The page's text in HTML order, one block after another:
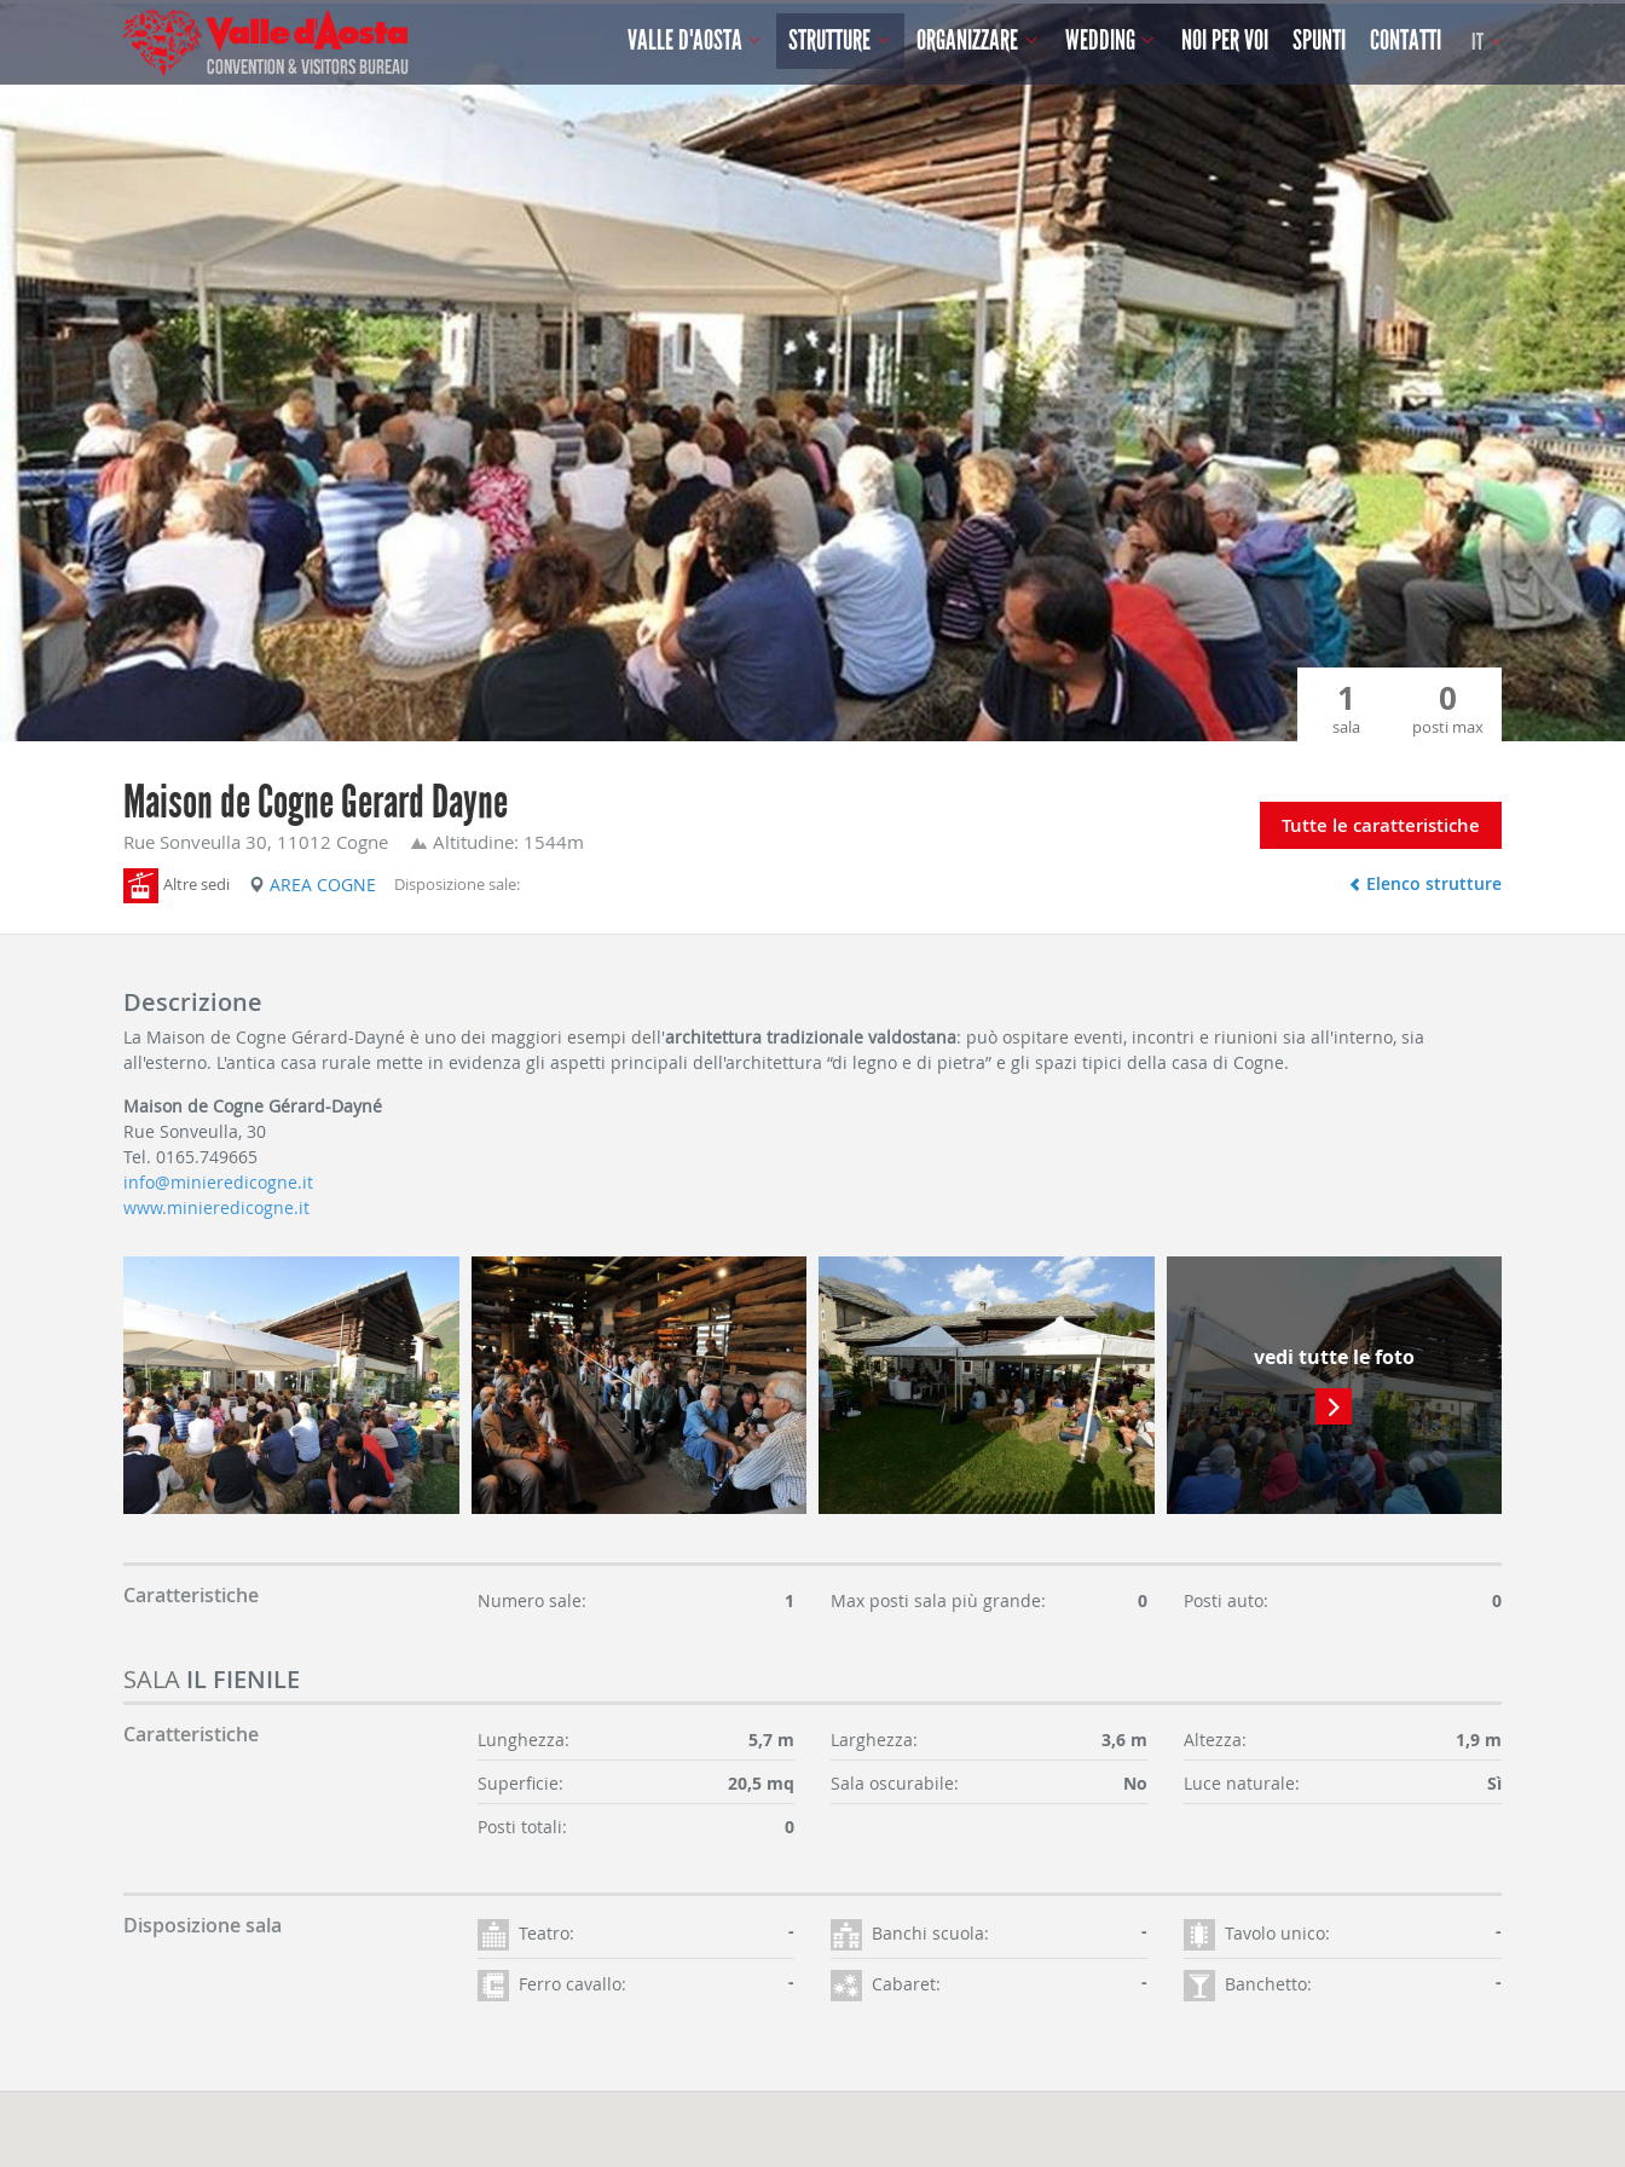
VALLE D'AOSTA STRUTTURE ORGANIZZARE WEDDING NOI PER VOI SPUNTI CONTATTI IT
0
posti max
1
sala
Maison de Cogne Gerard Dayne
Rue Sonveulla 30, 11012 Cogne Altitudine: 1544m
Altre sedi AREA COGNE Disposizione sale:
Tutte le caratteristiche
Elenco strutture
Descrizione
La Maison de Cogne Gérard-Dayné è uno dei maggiori esempi dell'architettura tradizionale valdostana: può ospitare eventi, incontri e riunioni sia all'interno, sia
all'esterno. L'antica casa rurale mette in evidenza gli aspetti principali dell'architettura “di legno e di pietra” e gli spazi tipici della casa di Cogne.
Maison de Cogne Gérard-Dayné
Rue Sonveulla, 30
Tel. 0165.749665
info@minieredicogne.it
www.minieredicogne.it
vedi tutte le foto
Caratteristiche Numero sale: 1 Max posti sala più grande: 0 Posti auto: 0
SALA IL FIENILE
Caratteristiche Lunghezza: 5,7 m Larghezza: 3,6 m Altezza:
1,9 m
Superficie:
20,5 mq Sala oscurabile: No Luce naturale:
Sì
Posti totali:
0
Disposizione sala Teatro: - Banchi scuola: - Tavolo unico: -
Ferro cavallo: - Cabaret: - Banchetto: -